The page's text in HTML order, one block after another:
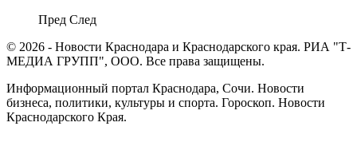
Пред След
© 2026 - Новости Краснодара и Краснодарского края. РИА "Т-
МЕДИА ГРУПП", ООО. Все права защищены.
Информационный портал Краснодара, Сочи. Новости
бизнеса, политики, культуры и спорта. Гороскоп. Новости
Краснодарского Края.